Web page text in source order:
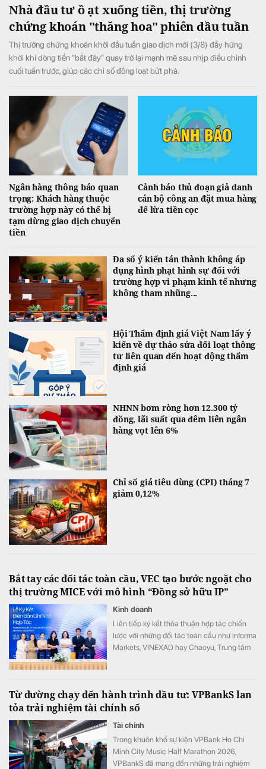
Nhà đầu tư ồ ạt xuống tiền, thị trường
chứng khoán "thăng hoa" phiên đầu tuần
Thị trường chứng khoán khởi đầu tuần giao dịch mới (3/8) đầy hứng
khởi khi dòng tiền “bắt đáy” quay trở lại mạnh mẽ sau nhịp điều chỉnh
cuối tuần trước, giúp các chỉ số đồng loạt bứt phá.
Ngân hàng thông báo quan
trọng: Khách hàng thuộc
trường hợp này có thể bị
tạm dừng giao dịch chuyển
tiền
Cảnh báo thủ đoạn giả danh
cán bộ công an đặt mua hàng
để lừa tiền cọc
Đa số ý kiến tán thành không áp
dụng hình phạt hình sự đối với
trường hợp vi phạm kinh tế nhưng
không tham nhũng...
Hội Thẩm định giá Việt Nam lấy ý
kiến về dự thảo sửa đổi loạt thông
tư liên quan đến hoạt động thẩm
định giá
NHNN bơm ròng hơn 12.300 tỷ
đồng, lãi suất qua đêm liên ngân
hàng vọt lên 6%
Chỉ số giá tiêu dùng (CPI) tháng 7
giảm 0,12%
Bắt tay các đối tác toàn cầu, VEC tạo bước ngoặt cho
thị trường MICE với mô hình “Đồng sở hữu IP”
Kinh doanh
Liên tiếp ký kết thỏa thuận hợp tác chiến
lược với những đối tác toàn cầu như Informa
Markets, VINEXAD hay Chaoyu, Trung tâm
Từ đường chạy đến hành trình đầu tư: VPBankS lan
tỏa trải nghiệm tài chính số
Tài chính
Trong khuôn khổ sự kiện VPBank Ho Chi
Minh City Music Half Marathon 2026,
VPBankS đã mang đến những trải nghiệm